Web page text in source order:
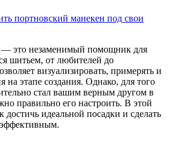
портновский манекен под свои
— это незаменимый помощник для
шитьем, от любителей до
визуализировать, примерять и
на этапе создания. Однако, для того
стал вашим верным другом в
правильно его настроить. В этой
достичь идеальной посадки и сделать